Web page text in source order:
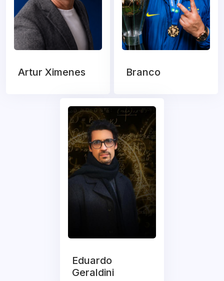
Artur Ximenes Branco
Eduardo
Geraldini